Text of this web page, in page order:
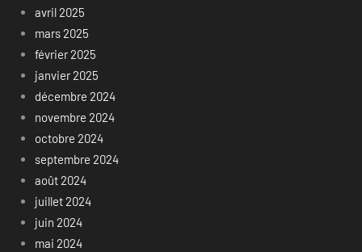
avril 2025
mars 2025
février 2025
janvier 2025
décembre 2024
novembre 2024
octobre 2024
septembre 2024
août 2024
juillet 2024
juin 2024
mai 2024